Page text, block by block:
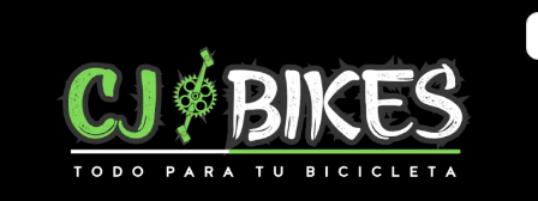
contenido
...